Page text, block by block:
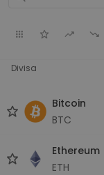
Divisa
Bitcoin
BTC
Ethereum
ETH